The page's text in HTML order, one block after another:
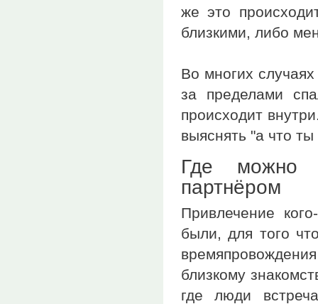
же это
близкими, либо
Во многих
за пределами
происходит
выяснять "а что ты
Где можно
партнёром
Привлечение
были, для того
близкому
где люди